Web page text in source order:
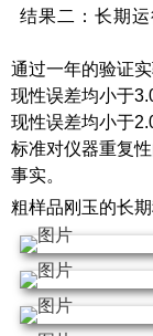
结果二：长期
通过一年的验证
现性误差均小于
现性误差均小于
标准对仪器重复
事实。
粗样品刚玉的长期